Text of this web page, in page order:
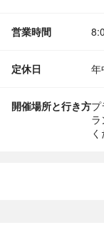
営業時間
定休日 年
開催場所と行き方
く